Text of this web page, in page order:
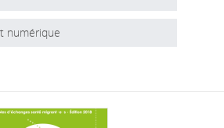
numérique